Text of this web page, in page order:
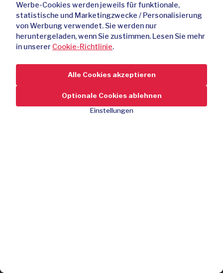
Werbe-Cookies werden jeweils für funktionale,
statistische und Marketingzwecke / Personalisierung
von Werbung verwendet. Sie werden nur
heruntergeladen, wenn Sie zustimmen. Lesen Sie mehr
in unserer Cookie-Richtlinie.
Alle Cookies akzeptieren
Optionale Cookies ablehnen
Einstellungen